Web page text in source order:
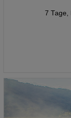
7 Tage,